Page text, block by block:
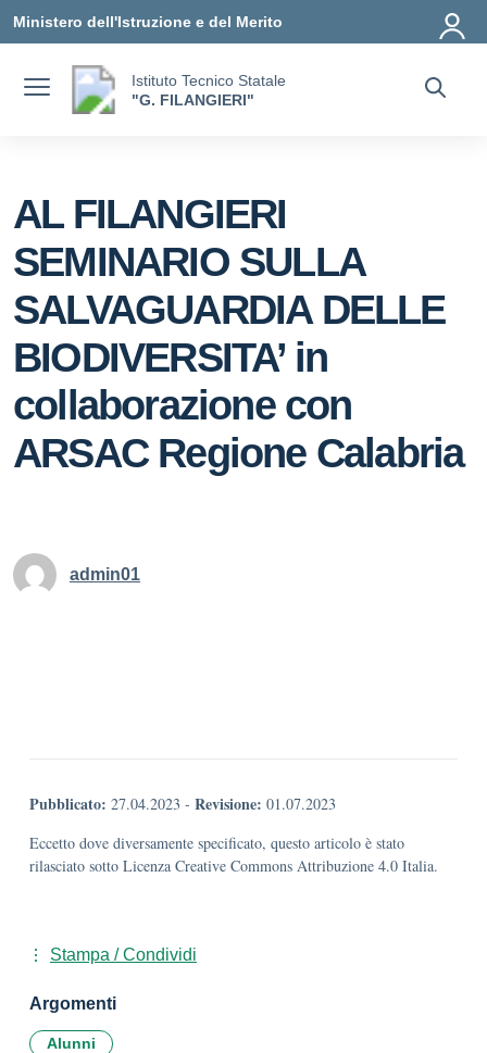
Ministero dell'Istruzione e del Merito
Istituto Tecnico Statale
"G. FILANGIERI"
AL FILANGIERI
SEMINARIO SULLA
SALVAGUARDIA DELLE
BIODIVERSITA’ in
collaborazione con
ARSAC Regione Calabria
admin01
Pubblicato: 27.04.2023 - Revisione: 01.07.2023
Eccetto dove diversamente specificato, questo articolo è stato
rilasciato sotto Licenza Creative Commons Attribuzione 4.0 Italia.
Stampa / Condividi
Argomenti
Alunni